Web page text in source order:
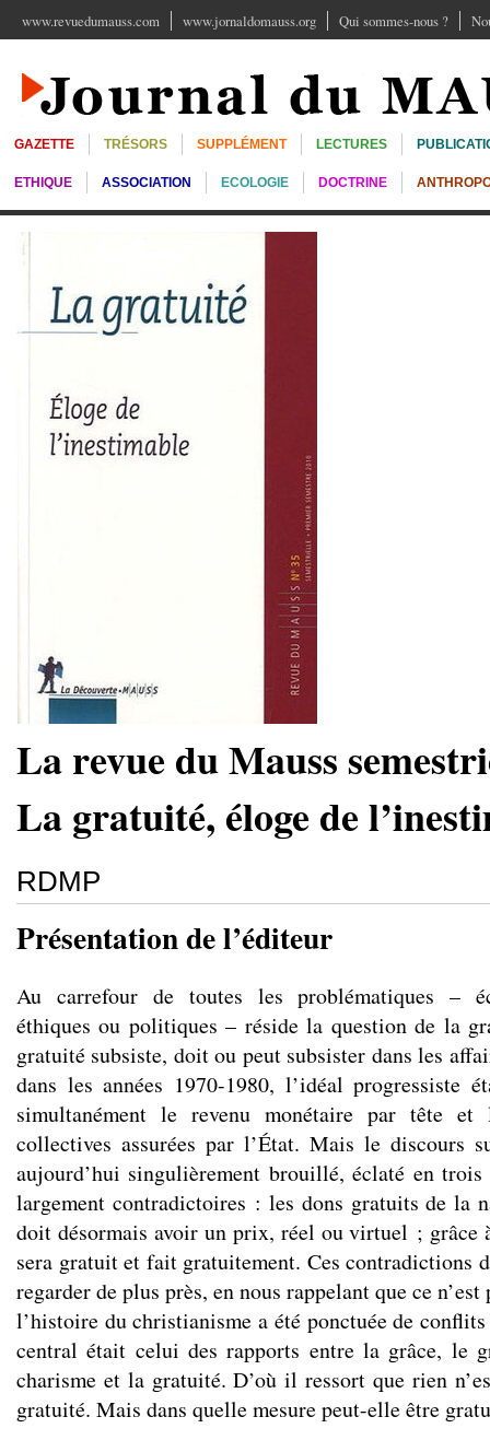
www.revuedumauss.com www.jornaldomauss.org Qui sommes-nous ?
GAZETTE TRÉSORS SUPPLÉMENT LECTURES
ETHIQUE ASSOCIATION ECOLOGIE DOCTRINE
La revue du Mauss
La gratuité, éloge de
RDMP
Présentation de l’éditeur
Au carrefour de toutes les problématiques –
éthiques ou politiques – réside la question de la
gratuité subsiste, doit ou peut subsister dans les
dans les années 1970-1980, l’idéal progressiste
simultanément le revenu monétaire par tête
collectives assurées par l’État. Mais le discours
aujourd’hui singulièrement brouillé, éclaté en
largement contradictoires : les dons gratuits de la
doit désormais avoir un prix, réel ou virtuel ; grâce
sera gratuit et fait gratuitement. Ces contradictions
regarder de plus près, en nous rappelant que ce
l’histoire du christianisme a été ponctuée de
central était celui des rapports entre la grâce, le
charisme et la gratuité. D’où il ressort que rien
gratuité. Mais dans quelle mesure peut-elle être